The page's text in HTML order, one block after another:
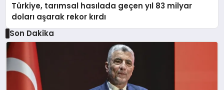
Türkiye, tarımsal hasılada geçen yıl 83 milyar
doları aşarak rekor kırdı
Son Dakika